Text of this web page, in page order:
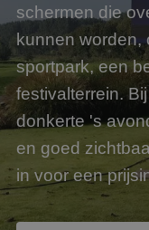
schermen die
kunnen worden,
sportpark, een
festivalterrein.
donkerte 's
en goed
in voor een